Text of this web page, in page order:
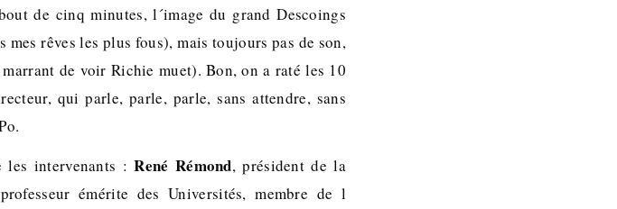
de cinq minutes, l´image du grand Descoings
rêves les plus fous), mais toujours pas de son,
de voir Richie muet). Bon, on a raté les 10
qui parle, parle, parle, sans attendre, sans
les intervenants :René Rémond, président de la
émérite des Universités, membre de l